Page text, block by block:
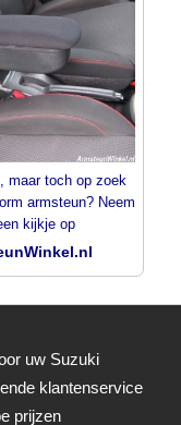
maar toch op zoek
armsteun? Neem
kijkje op
uw Suzuki
klantenservice
prijzen